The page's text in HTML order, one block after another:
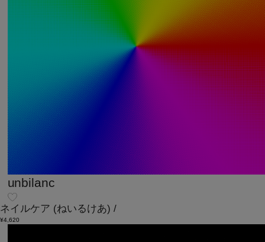
unbilanc
ネイルケア (ねいるけあ) /
¥4,620